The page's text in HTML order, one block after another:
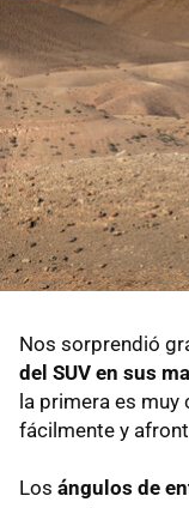
Nos sorprendió
del SUV en sus
la primera es
fácilmente y
Los ángulos de